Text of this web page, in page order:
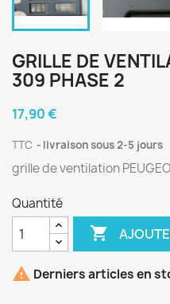
GRILLE DE
309 PHASE 2
17,90 €
TTC livraison sous 2-5 jours
grille de ventilation
Quantité

 Derniers articles en